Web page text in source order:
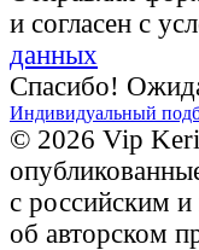
и согласен с
данных
Спасибо!
Индивидуальный
© 2026 Vip
с российским
об авторском